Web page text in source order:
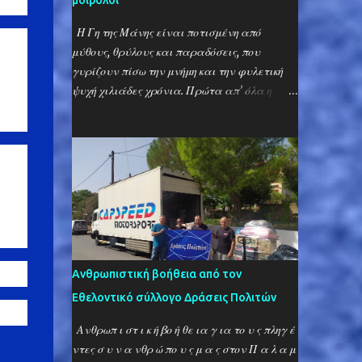
Η Γη της Μάνης είναι ποτισμένη από
μύθους, θρύλους και παραδόσεις, που
γυρίζουν πίσω την μνήμη και την φυλετική
ψυχή χιλιάδες χρόνια. Πρώτα απ’ όλα η
γλώσσα του Ομήρου και φθάνουν στα
χρόνια των Μυκηνών, στα χρόνια των
θεογέννητων πολεμιστών και της γραμμικής
Β’! Μια λέξη, που μόνο οι Μανιάτες
γνωρίζουν είναι η λέξη «καφός» ή
«καβούτσος», που σημαίνει «αδελφός» και
αντίστοιχα «καφή», που σημαίνει
«αδελφή». Η λέξη δεν μοιάζει να έχει
προέλευση Ελληνική και ο γράφων είχε
αυτήν την αντίληψη μέχρι πριν λίγα χρόνια,
πίστευε ότι πρόκειται δηλαδή για κάποια
Ανθρωπιστική βοήθεια από τον
Εθελοντικό σύλλογο Δράσεις Πολιτών
Ανθρωπ ι στ ι κ ή βο ή θε ια γ ια το υ ς πληγ έ
ντες σ υ ν α νθρ ώ πο υ ς μ α ς στον Π α λ α μ